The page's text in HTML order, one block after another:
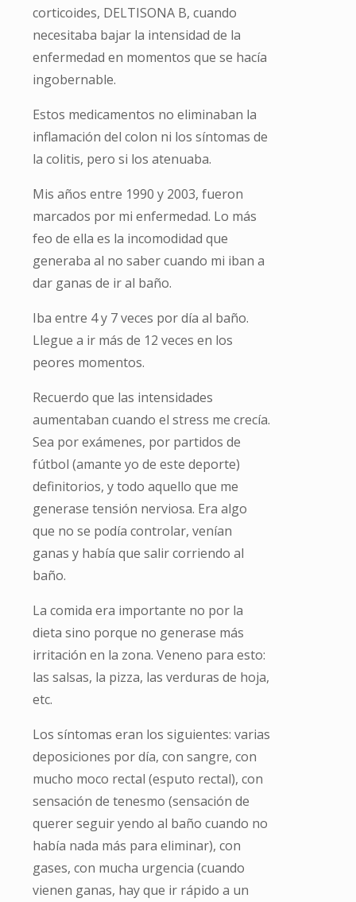
corticoides, DELTISONA B, cuando
necesitaba bajar la intensidad de la
enfermedad en momentos que se hacía
ingobernable.
Estos medicamentos no eliminaban la
inflamación del colon ni los síntomas de
la colitis, pero si los atenuaba.
Mis años entre 1990 y 2003, fueron
marcados por mi enfermedad. Lo más
feo de ella es la incomodidad que
generaba al no saber cuando mi iban a
dar ganas de ir al baño.
Iba entre 4 y 7 veces por día al baño.
Llegue a ir más de 12 veces en los
peores momentos.
Recuerdo que las intensidades
aumentaban cuando el stress me crecía.
Sea por exámenes, por partidos de
fútbol (amante yo de este deporte)
definitorios, y todo aquello que me
generase tensión nerviosa. Era algo
que no se podía controlar, venían
ganas y había que salir corriendo al
baño.
La comida era importante no por la
dieta sino porque no generase más
irritación en la zona. Veneno para esto:
las salsas, la pizza, las verduras de hoja,
etc.
Los síntomas eran los siguientes: varias
deposiciones por día, con sangre, con
mucho moco rectal (esputo rectal), con
sensación de tenesmo (sensación de
querer seguir yendo al baño cuando no
había nada más para eliminar), con
gases, con mucha urgencia (cuando
vienen ganas, hay que ir rápido a un